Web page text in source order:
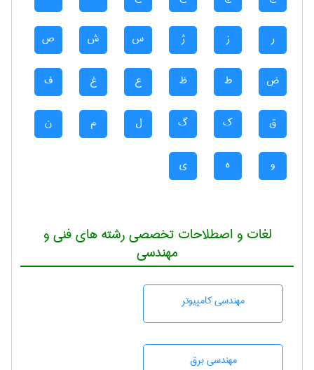
ر ز ژ س ش ص
ض ط ظ ع غ ف
ق ک گ ل م ن
و ه ی
لغات و اصطلاحات تخصصی رشته های فنی و
مهندسی
مهندسی كامپيوتر
مهندسی برق